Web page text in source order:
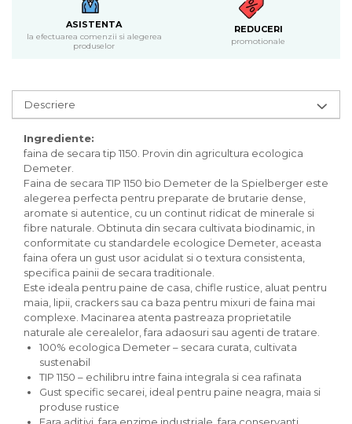
Ingrediente patiserie bio
Budinca bio
Ingrediente bio pentru copt
Masline bio si antipasti
Antipasti bio
Masline bio
Pesto bio
Musli si terci
Fulgi din cereale bio
Musli bio
Terci bio
Orez bio si leguminoase
Legume bio
Legume bio in conserva
Orez bio
Paste si fidea
Paste bio din emmer
Paste bio din grau
Paste bio din spelta
ASISTENTA
la efectuarea comenzii si alegerea
produselor
REDUCERI
promotionale
Descriere
Ingrediente:
faina de secara tip 1150. Provin din agricultura ecologica
Demeter.
Faina de secara TIP 1150 bio Demeter de la Spielberger este
alegerea perfecta pentru preparate de brutarie dense,
aromate si autentice, cu un continut ridicat de minerale si
fibre naturale. Obtinuta din secara cultivata biodinamic, in
conformitate cu standardele ecologice Demeter, aceasta
faina ofera un gust usor acidulat si o textura consistenta,
specifica painii de secara traditionale.
Este ideala pentru paine de casa, chifle rustice, aluat pentru
maia, lipii, crackers sau ca baza pentru mixuri de faina mai
complexe. Macinarea atenta pastreaza proprietatile
naturale ale cerealelor, fara adaosuri sau agenti de tratare.
100% ecologica Demeter – secara curata, cultivata
sustenabil
TIP 1150 – echilibru intre faina integrala si cea rafinata
Gust specific secarei, ideal pentru paine neagra, maia si
produse rustice